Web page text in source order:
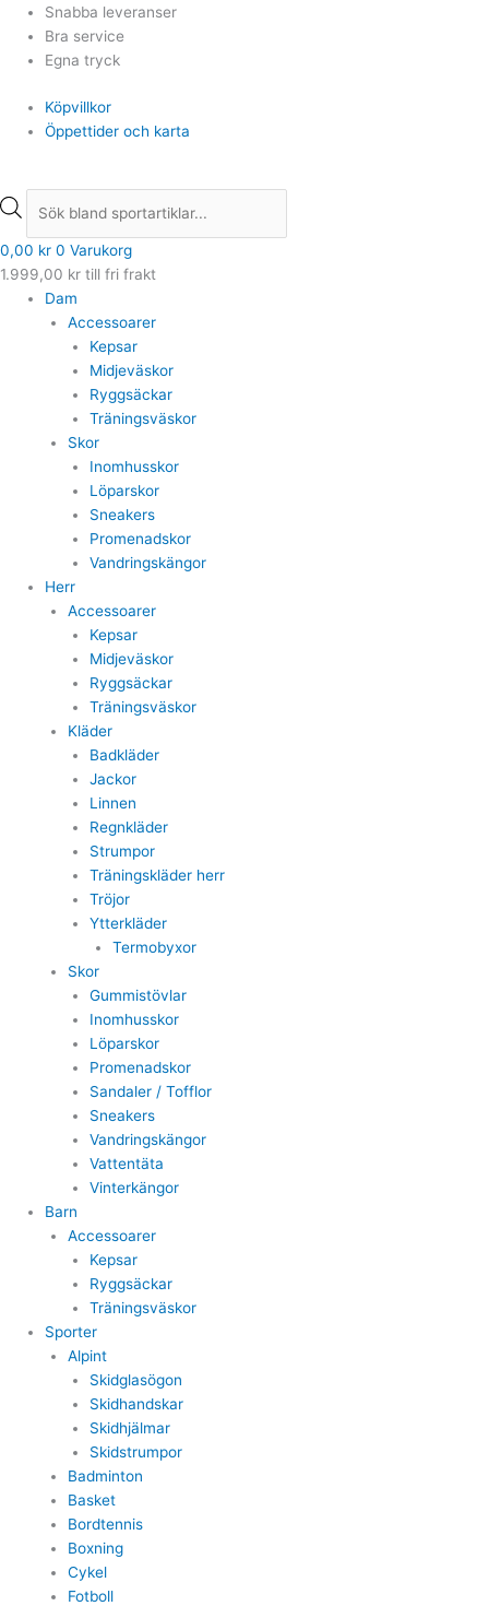
Hoppa
innehåll
Snabba leveranser
Bra service
Egna tryck
Köpvillkor
Öppettider och karta
Products
search
0,00 kr 0 Varukorg
1.999,00 kr till fri frakt
Dam
Accessoarer
Kepsar
Midjeväskor
Ryggsäckar
Träningsväskor
Skor
Inomhusskor
Löparskor
Sneakers
Promenadskor
Vandringskängor
Herr
Accessoarer
Kepsar
Midjeväskor
Ryggsäckar
Träningsväskor
Kläder
Badkläder
Jackor
Linnen
Regnkläder
Strumpor
Träningskläder herr
Tröjor
Ytterkläder
Termobyxor
Skor
Gummistövlar
Inomhusskor
Löparskor
Promenadskor
Sandaler / Tofflor
Sneakers
Vandringskängor
Vattentäta
Vinterkängor
Barn
Accessoarer
Kepsar
Ryggsäckar
Träningsväskor
Sporter
Alpint
Skidglasögon
Skidhandskar
Skidhjälmar
Skidstrumpor
Badminton
Basket
Bordtennis
Boxning
Cykel
Fotboll
Products
search